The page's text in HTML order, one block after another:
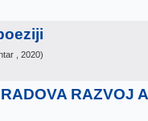
, 2020)
RAZVOJ